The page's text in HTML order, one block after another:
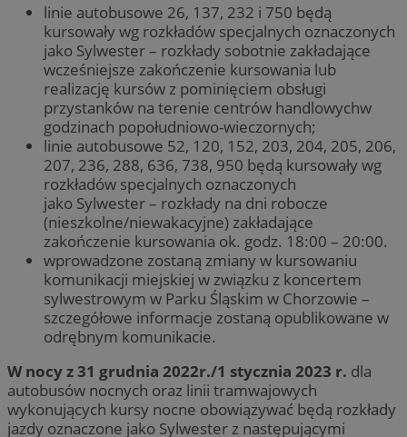
linie autobusowe 26, 137, 232 i 750 będą
kursowały wg rozkładów specjalnych oznaczonych
jako Sylwester – rozkłady sobotnie zakładające
wcześniejsze zakończenie kursowania lub
realizację kursów z pominięciem obsługi
przystanków na terenie centrów handlowychw
godzinach popołudniowo-wieczornych;
linie autobusowe 52, 120, 152, 203, 204, 205, 206,
207, 236, 288, 636, 738, 950 będą kursowały wg
rozkładów specjalnych oznaczonych
jako Sylwester – rozkłady na dni robocze
(nieszkolne/niewakacyjne) zakładające
zakończenie kursowania ok. godz. 18:00 – 20:00.
wprowadzone zostaną zmiany w kursowaniu
komunikacji miejskiej w związku z koncertem
sylwestrowym w Parku Śląskim w Chorzowie –
szczegółowe informacje zostaną opublikowane w
odrębnym komunikacie.
W nocy z 31 grudnia 2022r./1 stycznia 2023 r. dla
autobusów nocnych oraz linii tramwajowych
wykonujących kursy nocne obowiązywać będą rozkłady
jazdy oznaczone jako Sylwester z następującymi